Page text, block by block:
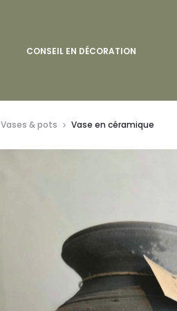
CONSEIL EN DÉCORATION
Vases & pots Vase en céramique